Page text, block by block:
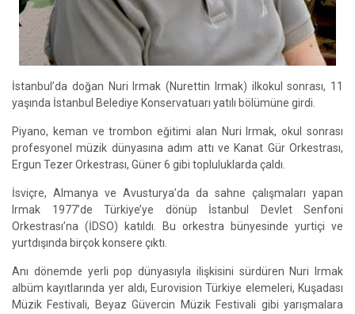
İstanbul’da doğan Nuri Irmak (Nurettin Irmak) ilkokul sonrası, 11
yaşında İstanbul Belediye Konservatuarı yatılı bölümüne girdi.
Piyano, keman ve trombon eğitimi alan Nuri Irmak, okul sonrası
profesyonel müzik dünyasına adım attı ve Kanat Gür Orkestrası,
Ergun Tezer Orkestrası, Güner 6 gibi topluluklarda çaldı.
İsviçre, Almanya ve Avusturya’da da sahne çalışmaları yapan
Irmak 1977’de Türkiye’ye dönüp İstanbul Devlet Senfoni
Orkestrası’na (İDSO) katıldı. Bu orkestra bünyesinde yurtiçi ve
yurtdışında birçok konsere çıktı.
Anı dönemde yerli pop dünyasıyla ilişkisini sürdüren Nuri Irmak
albüm kayıtlarında yer aldı, Eurovision Türkiye elemeleri, Kuşadası
Müzik Festivali, Beyaz Güvercin Müzik Festivali gibi yarışmalara